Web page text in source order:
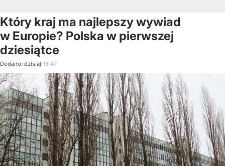
Który kraj ma najlepszy wywiad
w Europie? Polska w pierwszej
dziesiątce
Dodano: dzisiaj 13:47